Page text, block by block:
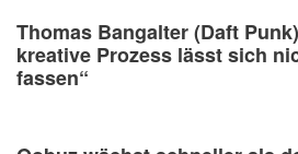
Thomas Bangalter (Daft
kreative Prozess lässt sich
fassen“